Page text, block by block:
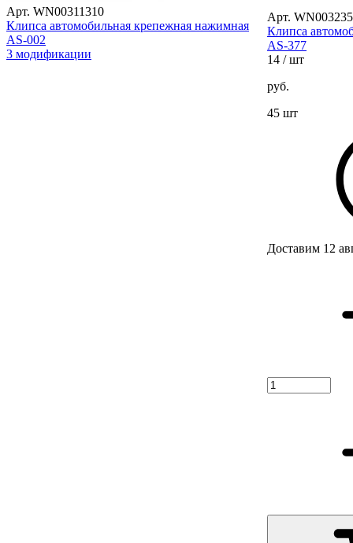
Арт. WN00311310
Клипса автомобильная крепежная нажимная
AS-002
3 модификации
Арт.
Клипса
AS-377
14 / шт
руб.
45 шт
Доставим 12